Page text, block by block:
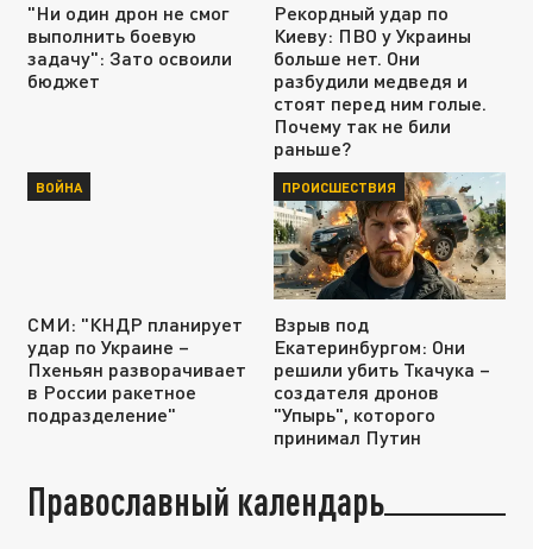
"Ни один дрон не смог
выполнить боевую
задачу": Зато освоили
бюджет
Рекордный удар по
Киеву: ПВО у Украины
больше нет. Они
разбудили медведя и
стоят перед ним голые.
Почему так не били
раньше?
ВОЙНА
СМИ: "КНДР планирует
удар по Украине –
Пхеньян разворачивает
в России ракетное
подразделение"
ПРОИСШЕСТВИЯ
Взрыв под
Екатеринбургом: Они
решили убить Ткачука –
создателя дронов
"Упырь", которого
принимал Путин
Православный календарь